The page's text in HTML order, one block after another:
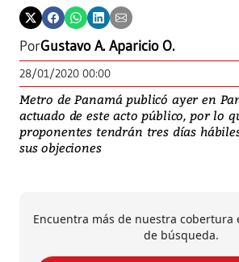
PorGustavo A. Aparicio O.
28/01/2020 00:00
Metro de Panamá publicó ayer en
actuado de este acto público, por lo
proponentes tendrán tres días
sus objeciones
Encuentra más de nuestra cobertura
de búsqueda.